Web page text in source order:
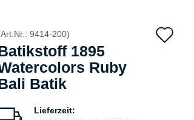
9414-200)
1895
Ruby
Batik
Lieferzeit: